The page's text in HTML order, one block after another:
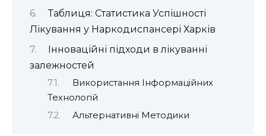
Таблиця: Статистика Успішності
Лікування у Наркодиспансері Харків
Інноваційні підходи в лікуванні
залежностей
Використання Інформаційних
Технологій
Альтернативні Методики